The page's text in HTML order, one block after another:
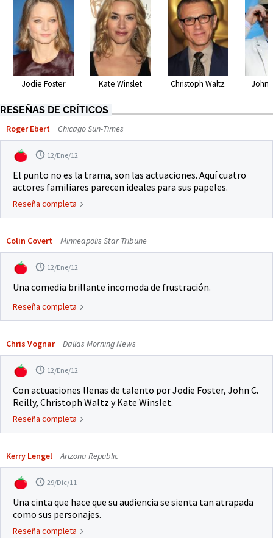
Jodie Foster Kate Winslet Christoph Waltz John
RESEÑAS DE CRÍTICOS
Roger Ebert Chicago Sun-Times
12/Ene/12
El punto no es la trama, son las actuaciones. Aquí cuatro
actores familiares parecen ideales para sus papeles.
Reseña completa
Colin Covert Minneapolis Star Tribune
12/Ene/12
Una comedia brillante incomoda de frustración.
Reseña completa
Chris Vognar Dallas Morning News
12/Ene/12
Con actuaciones llenas de talento por Jodie Foster, John C.
Reilly, Christoph Waltz y Kate Winslet.
Reseña completa
Kerry Lengel Arizona Republic
29/Dic/11
Una cinta que hace que su audiencia se sienta tan atrapada
como sus personajes.
Reseña completa